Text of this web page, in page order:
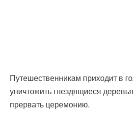
Путешественникам приходит в
уничтожить гнездящиеся
прервать церемонию.